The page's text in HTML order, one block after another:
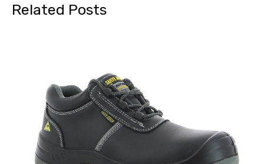
Related Posts